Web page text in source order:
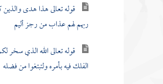
قوله تعالى هذا هدى
ربهم لهم عذاب من رجز أليم
قوله تعالى الله الذي سخر
الفلك فيه بأمره ولتبتغوا من فضله